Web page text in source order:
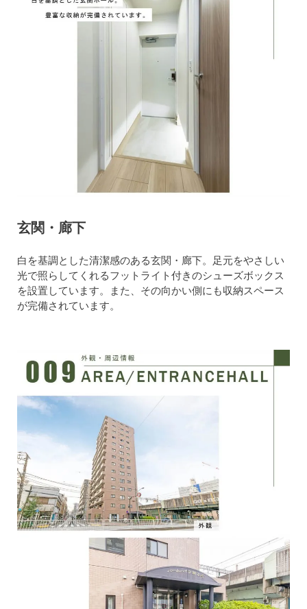
玄関・廊下
白を基調とした清潔感のある玄関・廊下。足元をやさしい
光で照らしてくれるフットライト付きのシューズボックス
を設置しています。また、その向かい側にも収納スペース
が完備されています。